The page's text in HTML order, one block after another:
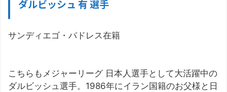
ダルビッシュ 有 選手
サンディエゴ・パドレス在籍
こちらもメジャーリーグ 日本人選手として大活躍中の
ダルビッシュ選手。1986年にイラン国籍のお父様と日